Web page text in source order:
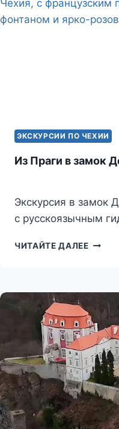
ЭКСКУРСИИ ПО ЧЕХИИ
Из Праги в замок
Экскурсия в замок
с русскоязычным
ЧИТАЙТЕ ДАЛЕЕИЗ